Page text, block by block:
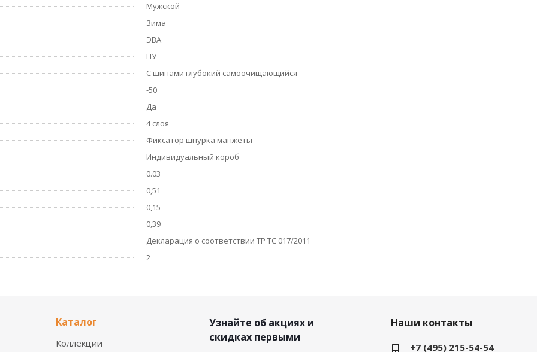
Мужской
Зима
ЭВА
ПУ
С шипами глубокий самоочищающийся
-50
Да
4 слоя
Фиксатор шнурка манжеты
Индивидуальный короб
0.03
0,51
0,15
0,39
Декларация о соответствии ТР ТС 017/2011
2
Каталог
Коллекции
Узнайте об акциях и
скидках первыми
Наши контакты
+7 (495) 215-54-54